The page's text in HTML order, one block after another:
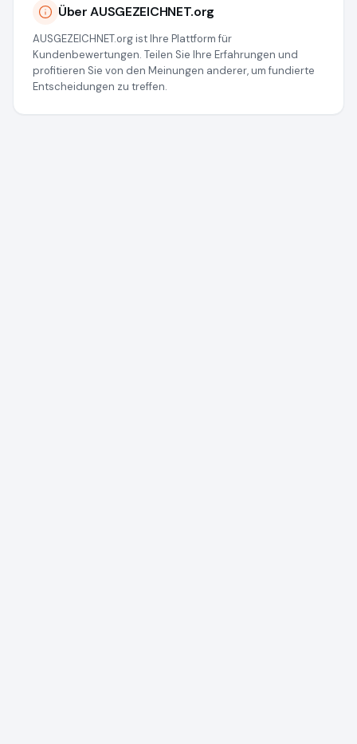
Über AUSGEZEICHNET.org
AUSGEZEICHNET.org ist Ihre Plattform für
Kundenbewertungen. Teilen Sie Ihre Erfahrungen und
profitieren Sie von den Meinungen anderer, um fundierte
Entscheidungen zu treffen.